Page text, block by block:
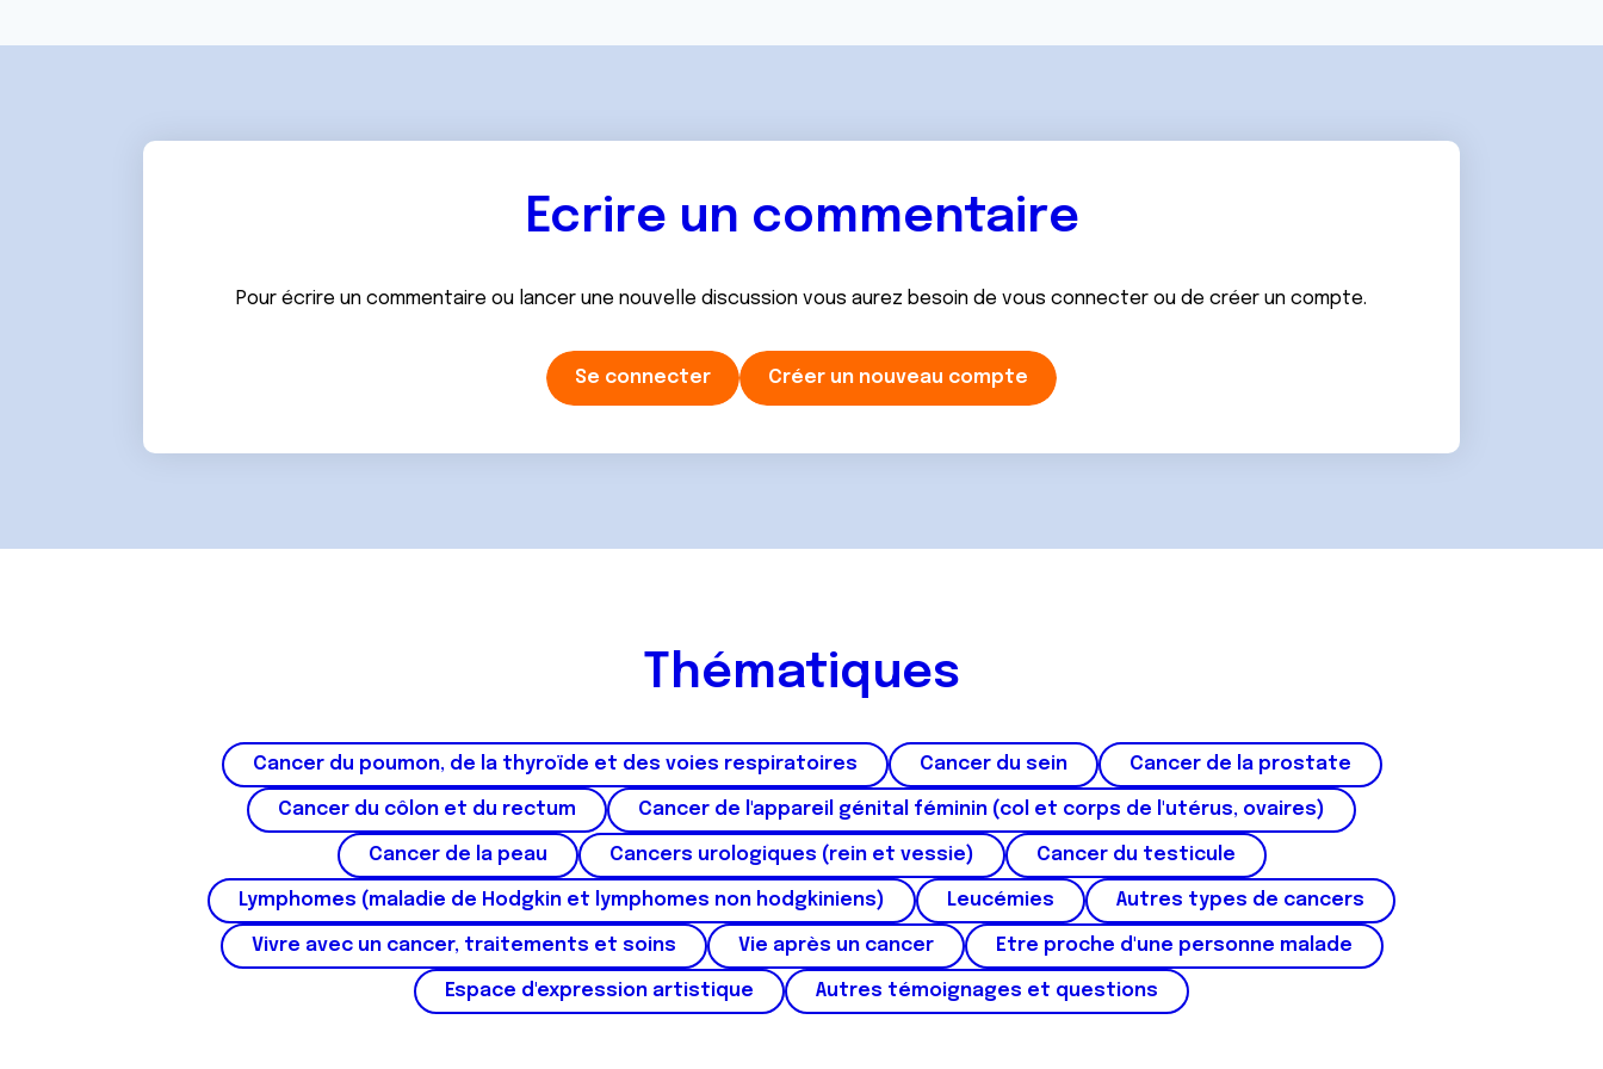
e
Ecrire un commentaire
Pour écrire un commentaire ou lancer une nouvelle discussion vous aurez besoin de vous connecter ou de créer un compte.
Se connecter Créer un nouveau compte
Thématiques
Cancer du poumon, de la thyroïde et des voies respiratoires Cancer du sein Cancer de la prostate
Cancer du côlon et du rectum Cancer de l'appareil génital féminin (col et corps de l'utérus, ovaires)
Cancer de la peau Cancers urologiques (rein et vessie) Cancer du testicule
Lymphomes (maladie de Hodgkin et lymphomes non hodgkiniens) Leucémies Autres types de cancers
Vivre avec un cancer, traitements et soins Vie après un cancer Etre proche d'une personne malade
Espace d'expression artistique Autres témoignages et questions